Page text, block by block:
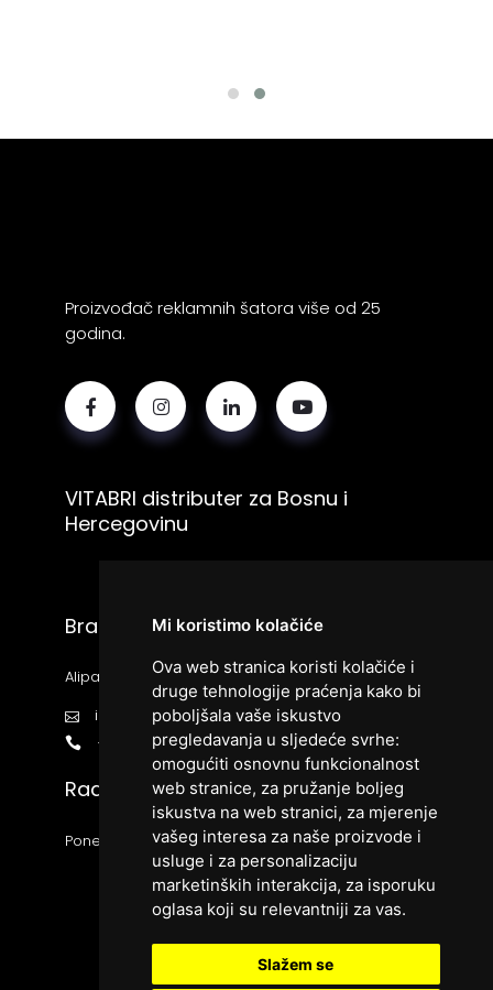
Mi koristimo kolačiće
Ova web stranica koristi kolačiće i
druge tehnologije praćenja kako bi
poboljšala vaše iskustvo
pregledavanja u sljedeće svrhe:
omogućiti osnovnu funkcionalnost
web stranice, za pružanje boljeg
iskustva na web stranici, za mjerenje
vašeg interesa za naše proizvode i
usluge i za personalizaciju
marketinških interakcija, za isporuku
oglasa koji su relevantniji za vas.
Slažem se
Proizvođač reklamnih šatora više od 25
godina.
VITABRI distributer za Bosnu i
Hercegovinu
Bracom d.o.o.
Alipašina bb, 71000 Sarajevo
info@vitabri.ba
+38733426666
Radno vrijeme:
Ponedjeljak - Petak 9:00 - 17:00